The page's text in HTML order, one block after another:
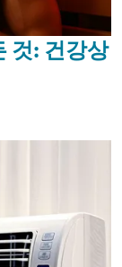
것: 건강상